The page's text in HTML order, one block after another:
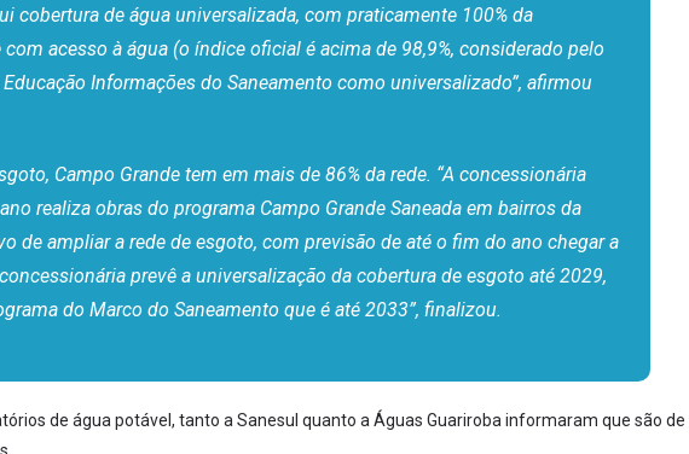
cobertura de água universalizada, com praticamente 100% da
acesso à água (o índice oficial é acima de 98,9%, considerado pelo
Informações do Saneamento como universalizado”, afirmou
Campo Grande tem em mais de 86% da rede. “A concessionária
realiza obras do programa Campo Grande Saneada em bairros da
de ampliar a rede de esgoto, com previsão de até o fim do ano chegar a
prevê a universalização da cobertura de esgoto até 2029,
do Marco do Saneamento que é até 2033”, finalizou.
de água potável, tanto a Sanesul quanto a Águas Guariroba informaram que são de